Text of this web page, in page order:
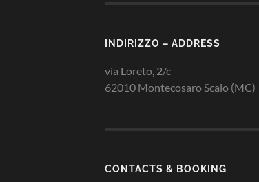
INDIRIZZO – ADDRESS
via Loreto, 2/c
62010 Montecosaro Scalo (MC)
CONTACTS & BOOKING